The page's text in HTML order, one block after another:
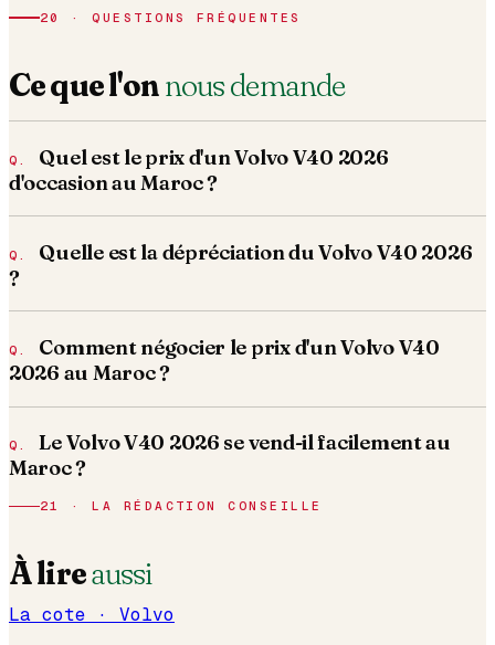
20 · QUESTIONS FRÉQUENTES
Ce que l'onnous demande
Quel est le prix d'un Volvo V40 2026
d'occasion au Maroc ?
Quelle est la dépréciation du Volvo V40 2026
?
Comment négocier le prix d'un Volvo V40
2026 au Maroc ?
Le Volvo V40 2026 se vend-il facilement au
Maroc ?
21 · LA RÉDACTION CONSEILLE
À lireaussi
La cote · Volvo